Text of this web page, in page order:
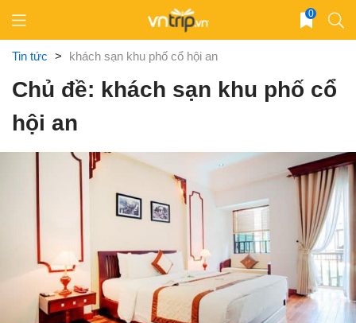
content
0
Tin tức > khách sạn khu phố cổ hội an
Chủ đề: khách sạn khu phố cổ
hội an